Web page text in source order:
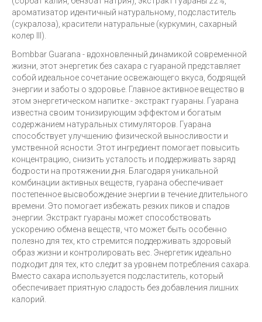
ароматизатор идентичный натуральному, подсластитель
(сукралоза), красители натуральные (куркумин, сахарный
колер III).
Bombbar Guarana - вдохновленный динамикой современной
жизни, этот энергетик без сахара с гуараной представляет
собой идеальное сочетание освежающего вкуса, бодрящей
энергии и заботы о здоровье. Главное активное вещество в
этом энергетическом напитке - экстракт гуараны. Гуарана
известна своим тонизирующим эффектом и богатым
содержанием натуральных стимуляторов. Гуарана
способствует улучшению физической выносливости и
умственной ясности. Этот ингредиент помогает повысить
концентрацию, снизить усталость и поддерживать заряд
бодрости на протяжении дня. Благодаря уникальной
комбинации активных веществ, гуарана обеспечивает
постепенное высвобождение энергии в течение длительного
времени. Это помогает избежать резких пиков и спадов
энергии. Экстракт гуараны может способствовать
ускорению обмена веществ, что может быть особенно
полезно для тех, кто стремится поддерживать здоровый
образ жизни и контролировать вес. Энергетик идеально
подходит для тех, кто следит за уровнем потребления сахара.
Вместо сахара используется подсластитель, который
обеспечивает приятную сладость без добавления лишних
калорий.